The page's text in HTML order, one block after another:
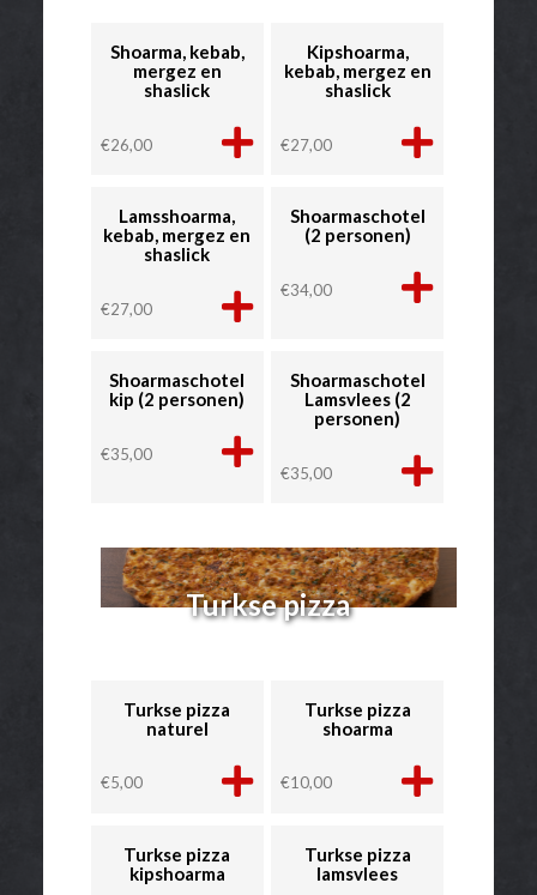
Shoarma, kebab,
mergez en
shaslick
€26,00
Kipshoarma,
kebab, mergez en
shaslick
€27,00
Lamsshoarma,
kebab, mergez en
shaslick
€27,00
Shoarmaschotel
(2 personen)
€34,00
Shoarmaschotel
kip (2 personen)
€35,00
Shoarmaschotel
Lamsvlees (2
personen)
€35,00
Turkse pizza
Turkse pizza
naturel
€5,00
Turkse pizza
shoarma
€10,00
Turkse pizza
kipshoarma
Turkse pizza
lamsvlees